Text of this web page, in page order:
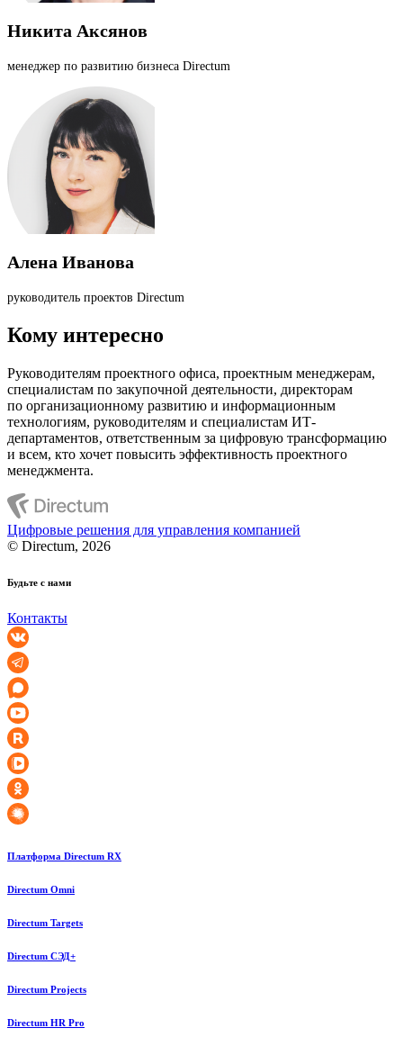
Никита Аксянов
менеджер по развитию бизнеса Directum
Алена Иванова
руководитель проектов Directum
Кому интересно
Руководителям проектного офиса, проектным менеджерам,
специалистам по закупочной деятельности, директорам
по организационному развитию и информационным
технологиям, руководителям и специалистам ИТ-
департаментов, ответственным за цифровую трансформацию
и всем, кто хочет повысить эффективность проектного
менеджмента.
Цифровые решения для управления компанией
© Directum, 2026
Будьте с нами
Контакты
Платформа Directum RX
Directum Omni
Directum Targets
Directum СЭД+
Directum Projects
Directum HR Pro